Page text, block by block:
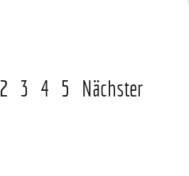
2 3 4 5 Nächster